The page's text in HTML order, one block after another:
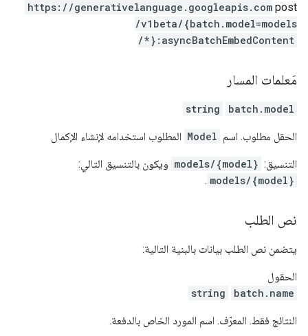
post
https: / /generativelanguage.googleapis.com
/v1beta/{batch.model=models
/*}:asyncBatchEmbedContent
مَعلمات المسار
batch.model
string
الحقل مطلوب. اسم Model المطلوب استخدامه لإنشاء الإكمال
التنسيق: models/{model} ويكون بالتنسيق التالي:
models/{model}
.
نص الطلب
يتضمن نص الطلب بيانات بالبنية التالية:
الحقول
batch.name
string
النتائج فقط. المعرّف. اسم المورد الخاص بالدفعة.